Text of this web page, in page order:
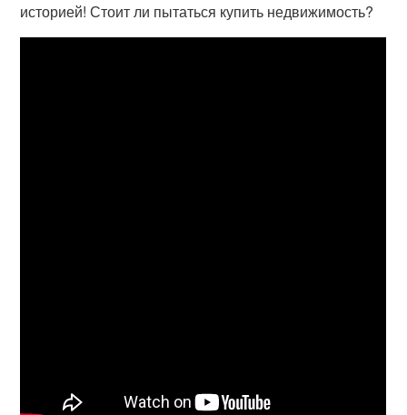
историей! Стоит ли пытаться купить недвижимость?